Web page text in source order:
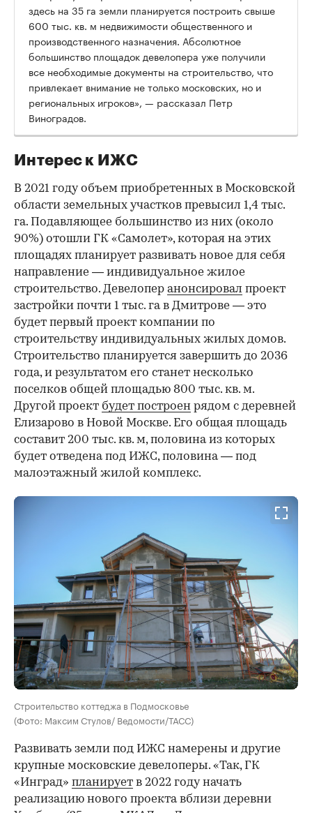
здесь на 35 га земли планируется построить свыше
600 тыс. кв. м недвижимости общественного и
производственного назначения. Абсолютное
большинство площадок девелопера уже получили
все необходимые документы на строительство, что
привлекает внимание не только московских, но и
региональных игроков», — рассказал Петр
Виноградов.
Интерес к ИЖС
В 2021 году объем приобретенных в Московской
области земельных участков превысил 1,4 тыс.
га. Подавляющее большинство из них (около
90%) отошли ГК «Самолет», которая на этих
площадях планирует развивать новое для себя
направление — индивидуальное жилое
строительство. Девелопер анонсировал проект
застройки почти 1 тыс. га в Дмитрове — это
будет первый проект компании по
строительству индивидуальных жилых домов.
Строительство планируется завершить до 2036
года, и результатом его станет несколько
поселков общей площадью 800 тыс. кв. м.
Другой проект будет построен рядом с деревней
Елизарово в Новой Москве. Его общая площадь
составит 200 тыс. кв. м, половина из которых
будет отведена под ИЖС, половина — под
малоэтажный жилой комплекс.
Строительство коттеджа в Подмосковье
(Фото: Максим Стулов/ Ведомости/ТАСС)
Развивать земли под ИЖС намерены и другие
крупные московские девелоперы. «Так, ГК
«Инград» планирует в 2022 году начать
реализацию нового проекта вблизи деревни